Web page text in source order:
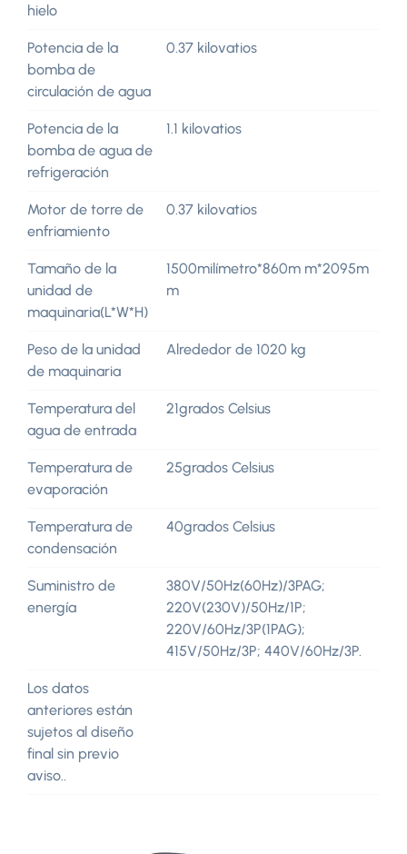
hielo
Potencia de la
bomba de
circulación de agua
0.37 kilovatios
Potencia de la
bomba de agua de
refrigeración
1.1 kilovatios
Motor de torre de
enfriamiento
0.37 kilovatios
Tamaño de la
unidad de
maquinaria(L*W*H)
1500milímetro*860m m*2095m
m
Peso de la unidad
de maquinaria
Alrededor de 1020 kg
Temperatura del
agua de entrada
21grados Celsius
Temperatura de
evaporación
25grados Celsius
Temperatura de
condensación
40grados Celsius
Suministro de
energía
380V/50Hz(60Hz)/3PAG;
220V(230V)/50Hz/1P;
220V/60Hz/3P(1PAG);
415V/50Hz/3P; 440V/60Hz/3P.
Los datos
anteriores están
sujetos al diseño
final sin previo
aviso..